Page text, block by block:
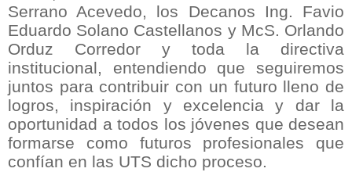
Serrano Acevedo, los Decanos Ing. Favio
Eduardo Solano Castellanos y McS. Orlando
Orduz Corredor y toda la directiva
institucional, entendiendo que seguiremos
juntos para contribuir con un futuro lleno de
logros, inspiración y excelencia y dar la
oportunidad a todos los jóvenes que desean
formarse como futuros profesionales que
confían en las UTS dicho proceso.